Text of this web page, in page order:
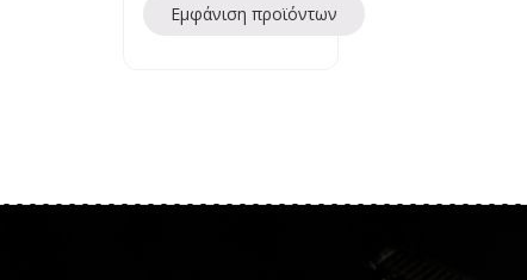
Εμφάνιση προϊόντων